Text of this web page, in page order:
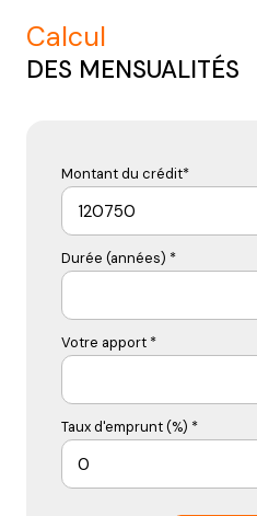
calcul
DES MENSUALITÉS
Montant du crédit*
Durée (années) *
Votre apport *
Taux d'emprunt (%) *